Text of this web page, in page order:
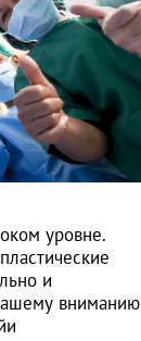
уровне.
и
вниманию